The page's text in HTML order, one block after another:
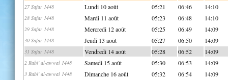
27 Safar 1448 Lundi 10 août 05:21 06:46 14:10
28 Safar 1448 Mardi 11 août 05:23 06:48 14:10
29 Safar 1448 Mercredi 12 août 05:25 06:49 14:09
30 Safar 1448 Jeudi 13 août 05:27 06:50 14:09
31 Safar 1448 Vendredi 14 août 05:28 06:52 14:09
2 Rabi' al-awwal 1448 Samedi 15 août 05:30 06:53 14:09
3 Rabi' al-awwal 1448 Dimanche 16 août 05:32 06:54 14:09